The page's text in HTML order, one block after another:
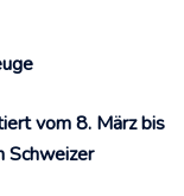
vom 8. März bis
Schweizer